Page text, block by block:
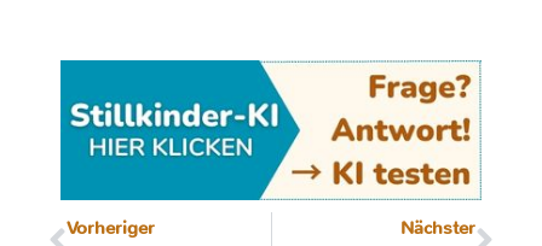
Vorheriger Nächster